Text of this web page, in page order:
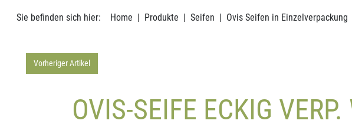
Sie befinden sich hier: Home Produkte Seifen Ovis Seifen in Einzelverpackung
Vorheriger Artikel
OVIS-SEIFE ECKIG